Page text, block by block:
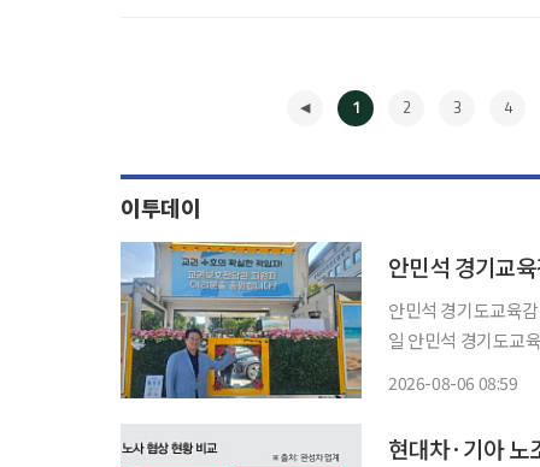
1 2 3 4
이투데이
안민석 경기교
안민석 경기도교육
일 안민석 경기도교
2026-08-06 08:59
현대차·기아 노